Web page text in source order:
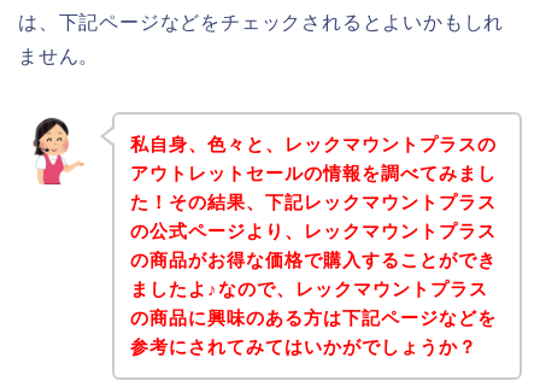
は、下記ページなどをチェックされるとよいかもしれ
ません。
私自身、色々と、レックマウントプラスの
アウトレットセールの情報を調べてみまし
た！その結果、下記レックマウントプラス
の公式ページより、レックマウントプラス
の商品がお得な価格で購入することができ
ましたよ♪なので、レックマウントプラス
の商品に興味のある方は下記ページなどを
参考にされてみてはいかがでしょうか？